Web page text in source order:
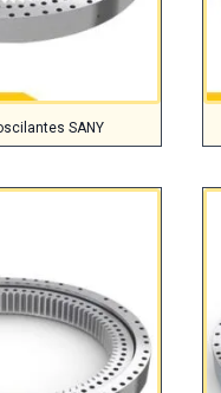
SANY